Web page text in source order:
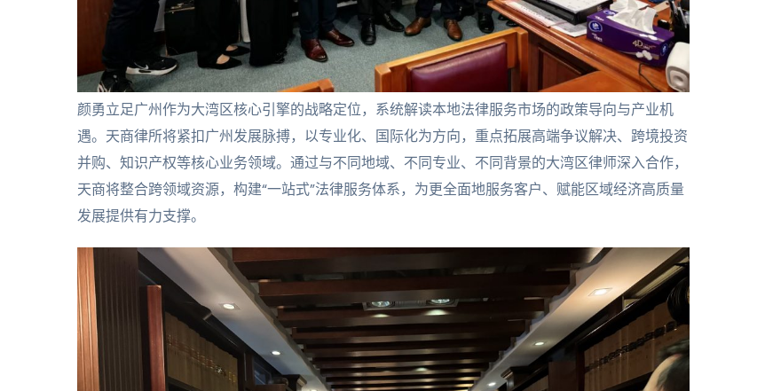
颜勇立足广州作为大湾区核心引擎的战略定位，系统解读本地法律服务市场的政策导向与产业机
遇。天商律所将紧扣广州发展脉搏，以专业化、国际化为方向，重点拓展高端争议解决、跨境投资
并购、知识产权等核心业务领域。通过与不同地域、不同专业、不同背景的大湾区律师深入合作，
天商将整合跨领域资源，构建“一站式”法律服务体系，为更全面地服务客户、赋能区域经济高质量
发展提供有力支撑。